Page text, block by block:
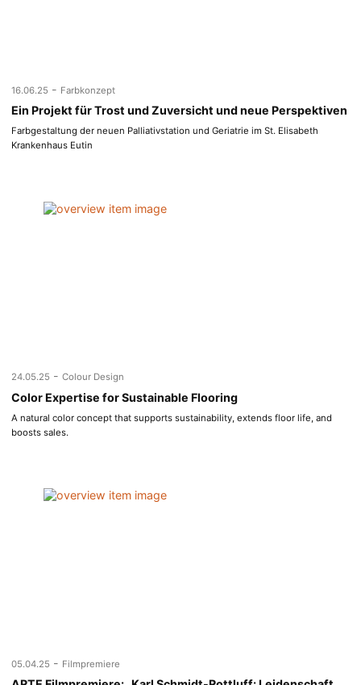
16.06.25 - Farbkonzept
Ein Projekt für Trost und Zuversicht und neue Perspektiven
Farbgestaltung der neuen Palliativstation und Geriatrie im St. Elisabeth
Krankenhaus Eutin
24.05.25 - Colour Design
Color Expertise for Sustainable Flooring
A natural color concept that supports sustainability, extends floor life, and
boosts sales.
05.04.25 - Filmpremiere